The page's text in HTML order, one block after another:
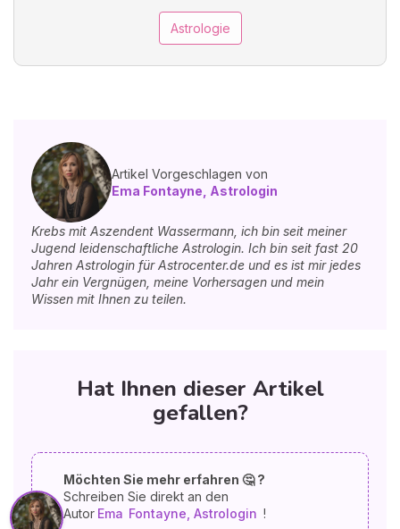
Astrologie
Artikel Vorgeschlagen von
Ema Fontayne, Astrologin
Krebs mit Aszendent Wassermann, ich bin seit meiner
Jugend leidenschaftliche Astrologin. Ich bin seit fast 20
Jahren Astrologin für Astrocenter.de und es ist mir jedes
Jahr ein Vergnügen, meine Vorhersagen und mein
Wissen mit Ihnen zu teilen.
Hat Ihnen dieser Artikel
gefallen?
Möchten Sie mehr erfahren 🤔 ?
Schreiben Sie direkt an den
Autor Ema Fontayne, Astrologin !